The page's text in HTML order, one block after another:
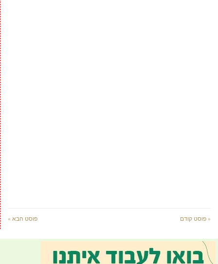
« פוסט קודם פוסט הבא »